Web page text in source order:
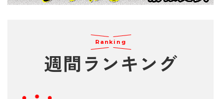
Ranking
週間 ランキング